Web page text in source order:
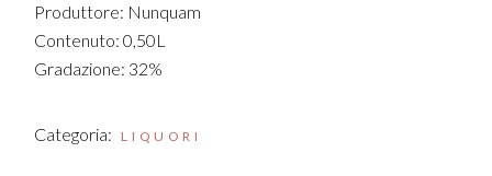
Produttore: Nunquam
Contenuto: 0,50L
Gradazione: 32%
Categoria: LIQUORI